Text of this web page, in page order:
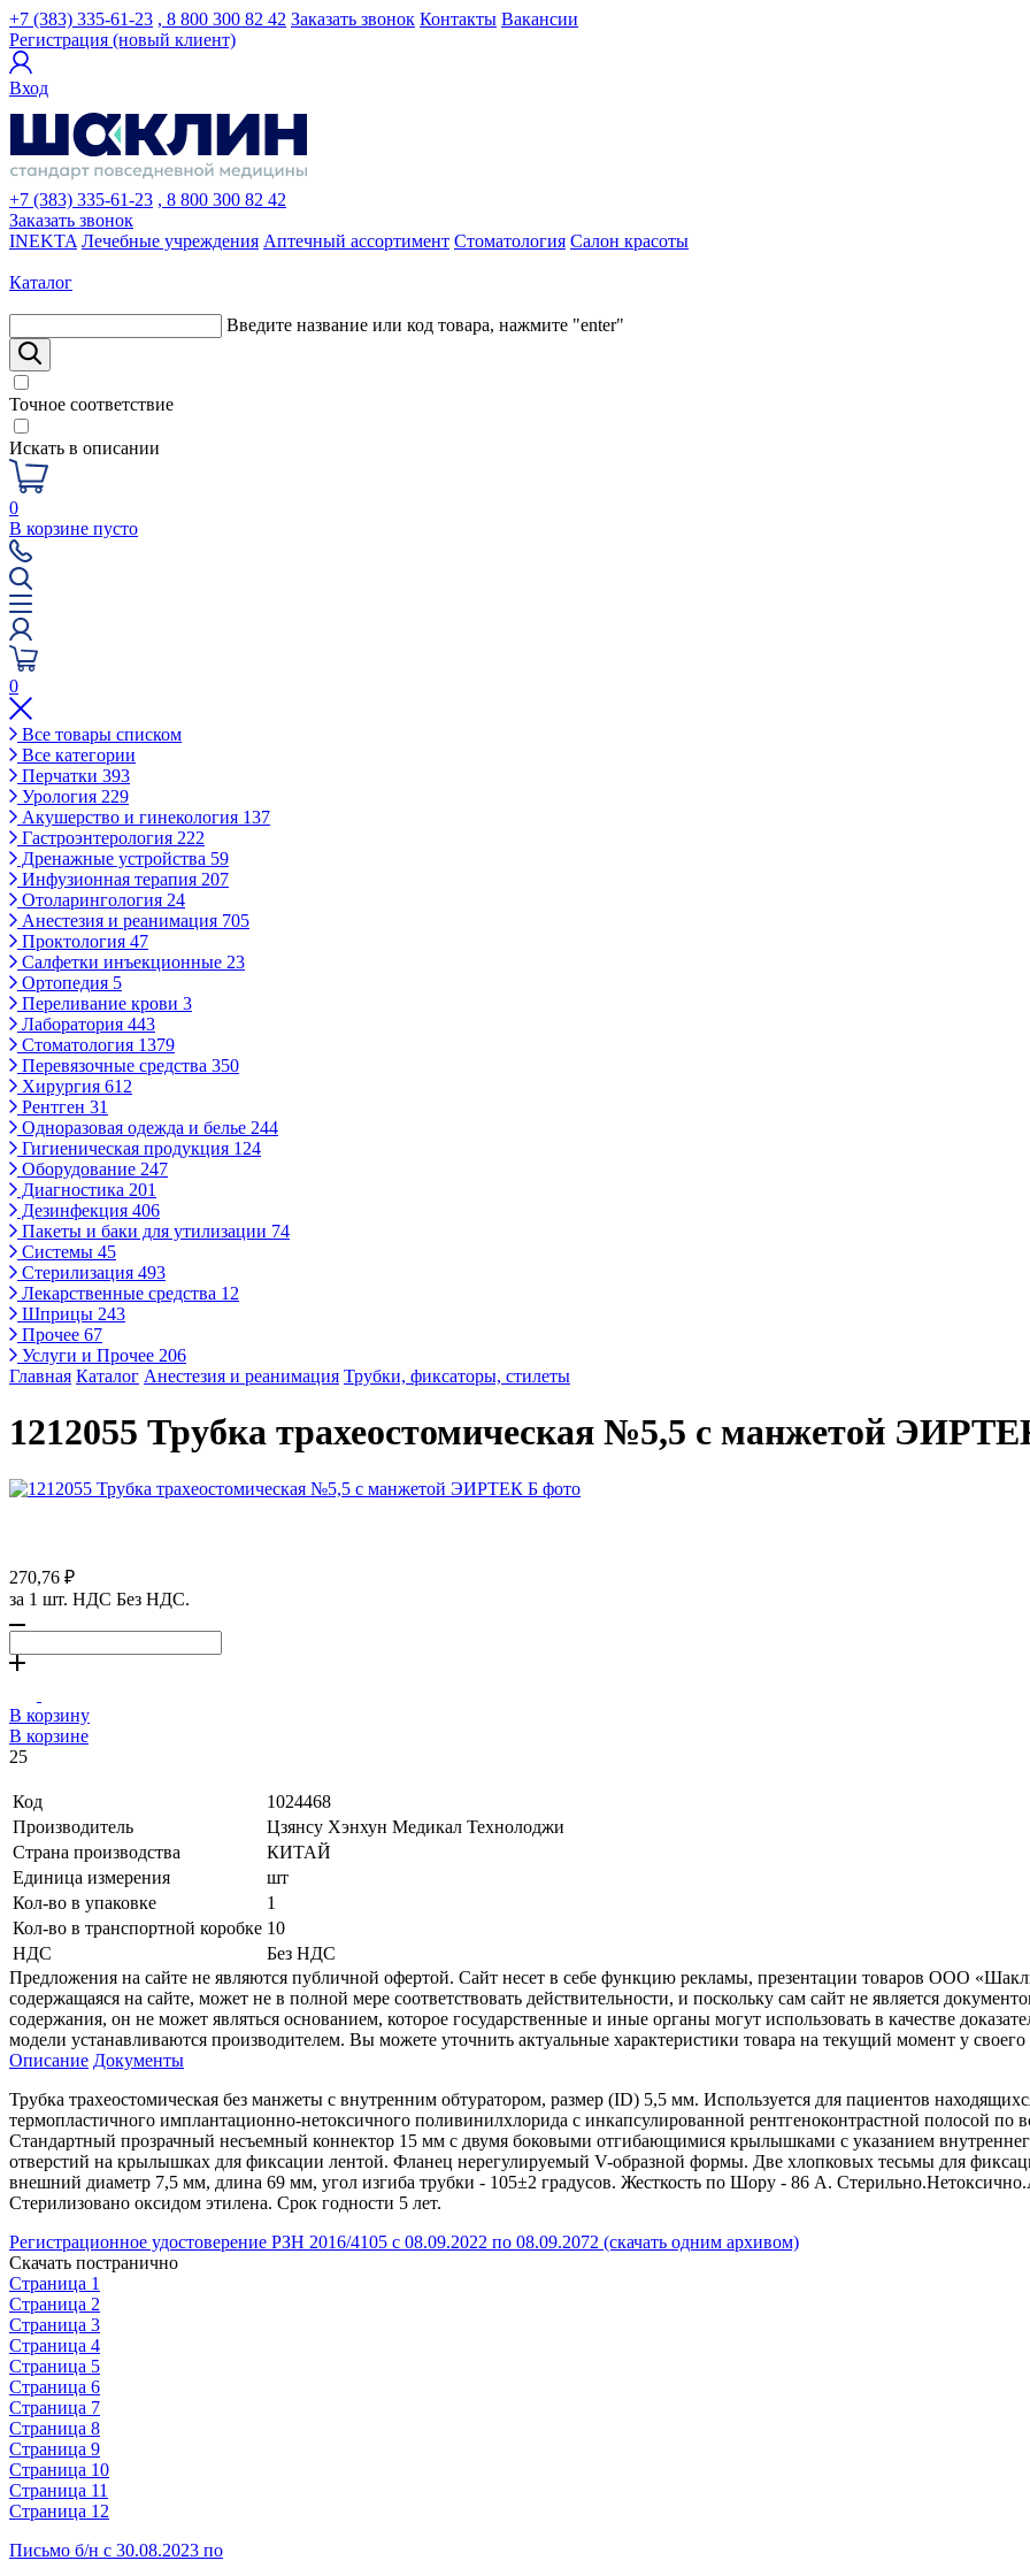
+7 (383) 335-61-23 , 8 800 300 82 42 Заказать звонок Контакты Вакансии
Регистрация (новый клиент)
Вход
+7 (383) 335-61-23 , 8 800 300 82 42
Заказать звонок
INEKTA Лечебные учреждения Аптечный ассортимент Стоматология Салон красоты
Каталог
Введите название или код товара, нажмите "enter"
Точное соответствие
Искать в описании
0
В корзине пусто
0
Все товары списком
Все категории
Перчатки 393
Урология 229
Акушерство и гинекология 137
Гастроэнтерология 222
Дренажные устройства 59
Инфузионная терапия 207
Отоларингология 24
Анестезия и реанимация 705
Проктология 47
Салфетки инъекционные 23
Ортопедия 5
Переливание крови 3
Лаборатория 443
Стоматология 1379
Перевязочные средства 350
Хирургия 612
Рентген 31
Одноразовая одежда и белье 244
Гигиеническая продукция 124
Оборудование 247
Диагностика 201
Дезинфекция 406
Пакеты и баки для утилизации 74
Системы 45
Стерилизация 493
Лекарственные средства 12
Шприцы 243
Прочее 67
Услуги и Прочее 206
Главная Каталог Анестезия и реанимация Трубки, фиксаторы, стилеты
1212055 Трубка трахеостомическая №5,5 с манжетой
270,76 ₽
за 1 шт. НДС Без НДС.
В корзину
В корзине
25
Код
1024468
Производитель
Цзянсу Хэнхун Медикал Технолоджи
Страна производства
КИТАЙ
Единица измерения
шт
Кол-во в упаковке
1
Кол-во в транспортной коробке 10
НДС
Без НДС
Предложения на сайте не являются публичной офертой. Сайт несет в себе функцию рекламы, презентации товаров ООО
содержащаяся на сайте, может не в полной мере соответствовать действительности, и поскольку сам сайт не является
содержания, он не может являться основанием, которое государственные и иные органы могут использовать в качестве
модели устанавливаются производителем. Вы можете уточнить актуальные характеристики товара на текущий момент у
Описание Документы
Трубка трахеостомическая без манжеты с внутренним обтуратором, размер (ID) 5,5 мм. Используется для пациентов
термопластичного имплантационно-нетоксичного поливинилхлорида с инкапсулированной рентгеноконтрастной полосой по
Стандартный прозрачный несъемный коннектор 15 мм с двумя боковыми отгибающимися крылышками с указанием
отверстий на крылышках для фиксации лентой. Фланец нерегулируемый V-образной формы. Две хлопковых тесьмы для
внешний диаметр 7,5 мм, длина 69 мм, угол изгиба трубки - 105±2 градусов. Жесткость по Шору - 86 А.
Стерилизовано оксидом этилена. Срок годности 5 лет.
Регистрационное удостоверение РЗН 2016/4105 с 08.09.2022 по 08.09.2072 (скачать одним архивом)
Скачать постранично
Страница 1
Страница 2
Страница 3
Страница 4
Страница 5
Страница 6
Страница 7
Страница 8
Страница 9
Страница 10
Страница 11
Страница 12
Письмо б/н с 30.08.2023 по